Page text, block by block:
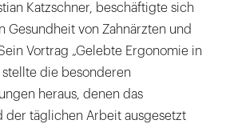
Katzschner, beschäftigte sich
Gesundheit von Zahnärzten und
Vortrag „Gelebte Ergonomie in
stellte die besonderen
heraus, denen das
der täglichen Arbeit ausgesetzt